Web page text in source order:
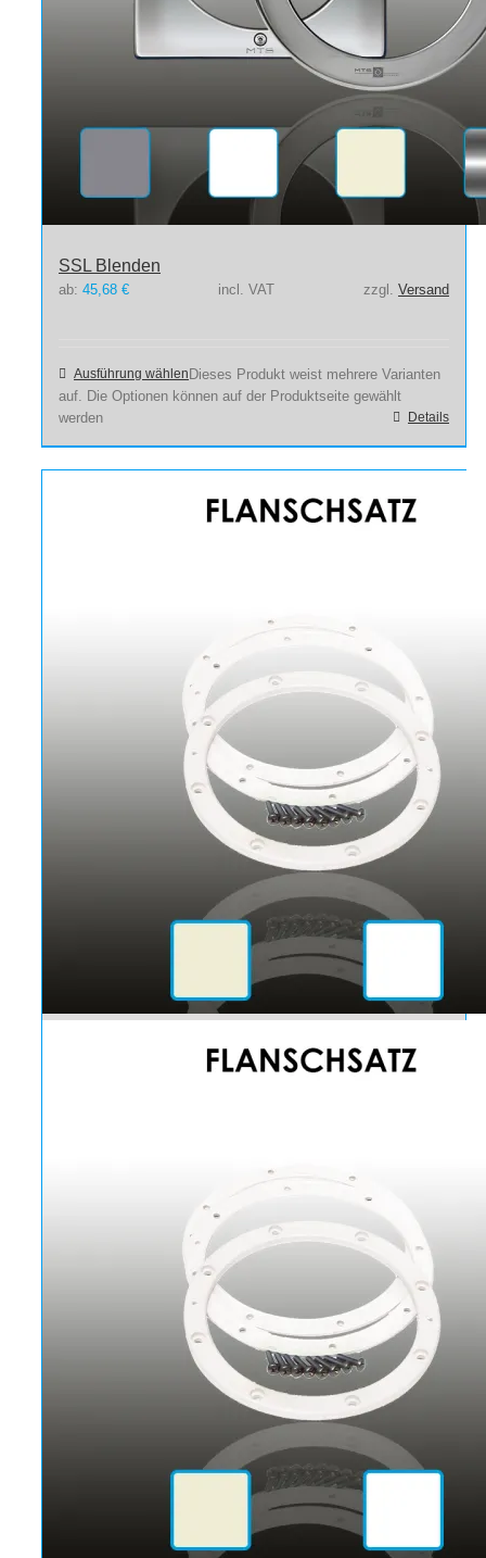
SSL Blenden
ab: 45,68 € incl. VAT zzgl. Versand
Ausführung wählen Dieses Produkt weist mehrere Varianten
auf. Die Optionen können auf der Produktseite gewählt
werden
Details